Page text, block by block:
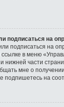
подписаться на
подписаться на
в меню
нижней части
мне о
подпишетесь на